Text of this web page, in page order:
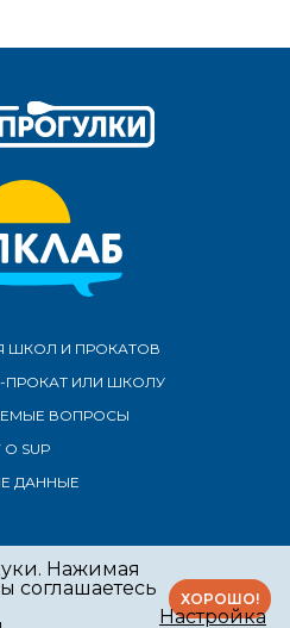
ШКОЛ И ПРОКАТОВ
ПРОКАТ ИЛИ ШКОЛУ
ВОПРОСЫ
SUP
ДАННЫЕ
Нажимая
соглашаетесь
ХОРОШО!
Настройка